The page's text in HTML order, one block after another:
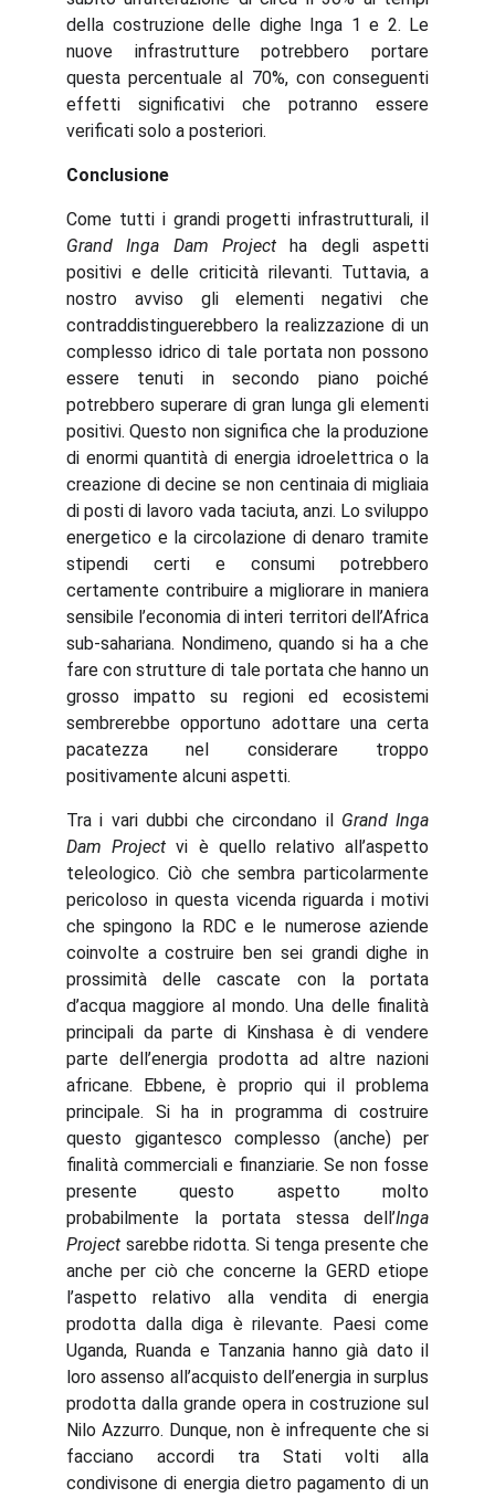
della costruzione delle dighe Inga 1 e 2. Le
nuove infrastrutture potrebbero portare
questa percentuale al 70%, con conseguenti
effetti significativi che potranno essere
verificati solo a posteriori.
Conclusione
Come tutti i grandi progetti infrastrutturali, il
Grand Inga Dam Projectha degli aspetti
positivi e delle criticità rilevanti. Tuttavia, a
nostro avviso gli elementi negativi che
contraddistinguerebbero la realizzazione di un
complesso idrico di tale portata non possono
essere tenuti in secondo piano poiché
potrebbero superare di gran lunga gli elementi
positivi. Questo non significa che la produzione
di enormi quantità di energia idroelettrica o la
creazione di decine se non centinaia di migliaia
di posti di lavoro vada taciuta, anzi. Lo sviluppo
energetico e la circolazione di denaro tramite
stipendi certi e consumi potrebbero
certamente contribuire a migliorare in maniera
sensibile l’economia di interi territori dell’Africa
sub-sahariana. Nondimeno, quando si ha a che
fare con strutture di tale portata che hanno un
grosso impatto su regioni ed ecosistemi
sembrerebbe opportuno adottare una certa
pacatezza nel considerare troppo
positivamente alcuni aspetti.
Tra i vari dubbi che circondano il Grand Inga
Dam Projectvi è quello relativo all’aspetto
teleologico. Ciò che sembra particolarmente
pericoloso in questa vicenda riguarda i motivi
che spingono la RDC e le numerose aziende
coinvolte a costruire ben sei grandi dighe in
prossimità delle cascate con la portata
d’acqua maggiore al mondo. Una delle finalità
principali da parte di Kinshasa è di vendere
parte dell’energia prodotta ad altre nazioni
africane. Ebbene, è proprio qui il problema
principale. Si ha in programma di costruire
questo gigantesco complesso (anche) per
finalità commerciali e finanziarie. Se non fosse
presente questo aspetto molto
probabilmente la portata stessa dell’Inga
Project sarebbe ridotta. Si tenga presente che
anche per ciò che concerne la GERD etiope
l’aspetto relativo alla vendita di energia
prodotta dalla diga è rilevante. Paesi come
Uganda, Ruanda e Tanzania hanno già dato il
loro assenso all’acquisto dell’energia in surplus
prodotta dalla grande opera in costruzione sul
Nilo Azzurro. Dunque, non è infrequente che si
facciano accordi tra Stati volti alla
condivisone di energia dietro pagamento di un